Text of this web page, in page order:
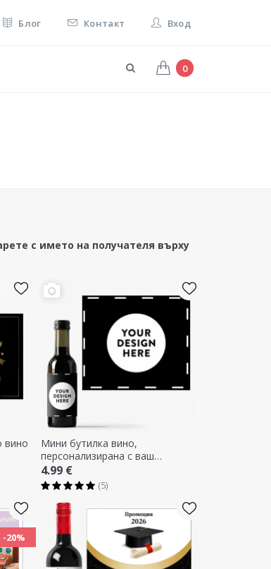
Блог Контакт Вход
0
с името на получателя върху
вино
Мини бутилка вино,
персонализирана с ваш
собствен дизайн
4.99 €
(5)
-20%